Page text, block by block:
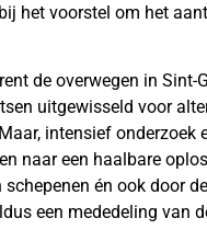
het voorstel om het
de overwegen in
uitgewisseld voor
intensief
naar een haalbare
én ook door
een mededeling van